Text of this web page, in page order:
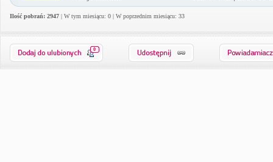
Ilość pobrań: 2947 | W tym miesiącu: 0 | W poprzednim miesiącu: 33
0